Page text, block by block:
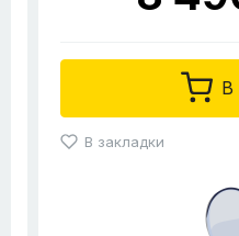
В
В закладки